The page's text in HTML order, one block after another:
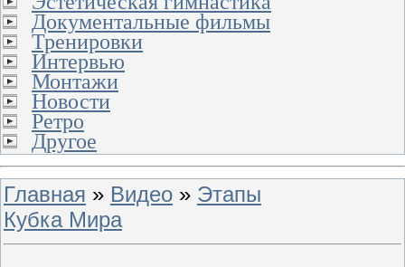
Документальные фильмы
Тренировки
Интервью
Монтажи
Новости
Ретро
Другое
Главная » Видео » Этапы
Кубка Мира